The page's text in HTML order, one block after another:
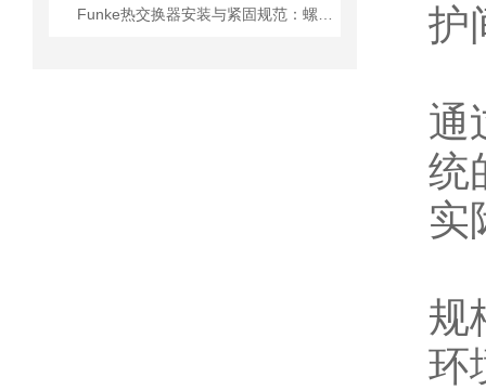
护
通
统
实
规
环